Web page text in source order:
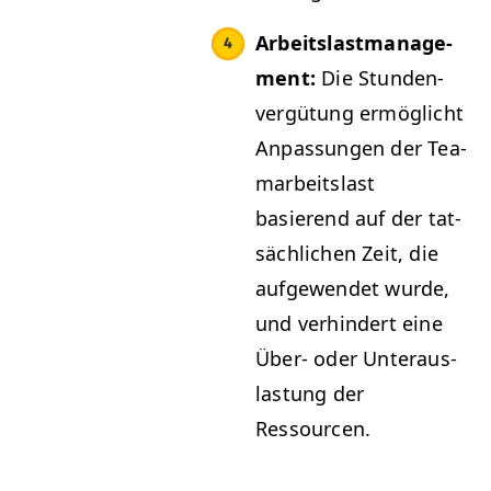
Arbeit­slast­man­age­
ment: Die Stun­den­
vergü­tung ermöglicht
Anpas­sun­gen der Tea­
mar­beit­slast
basierend auf der tat­
säch­lichen Zeit, die
aufgewen­det wurde,
und ver­hin­dert eine
Über- oder Unter­aus­
las­tung der
Ressourcen.